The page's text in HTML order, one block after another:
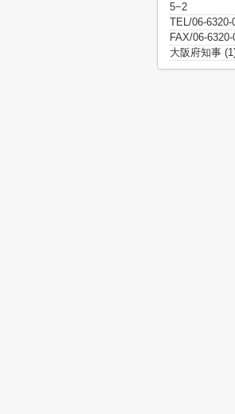
5−2
TEL/06-6320-
FAX/06-6320-
大阪府知事